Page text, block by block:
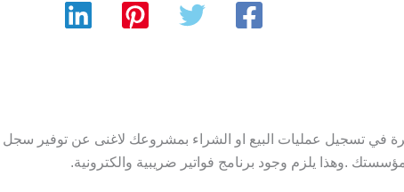
في تسجيل عمليات البيع او الشراء بمشروعك لاغنى عن توفير سجل
.وهذا يلزم وجود برنامج فواتير ضريبية والكترونية.